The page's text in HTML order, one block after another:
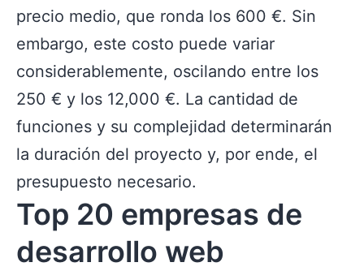
precio medio, que ronda los 600 €. Sin
embargo, este costo puede variar
considerablemente, oscilando entre los
250 € y los 12,000 €. La cantidad de
funciones y su complejidad determinarán
la duración del proyecto y, por ende, el
presupuesto necesario.
Top 20 empresas de
desarrollo web